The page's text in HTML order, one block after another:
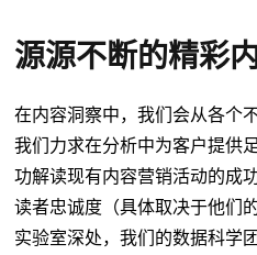
源源不断的精彩
在内容洞察中，我们会从各个
我们力求在分析中为客户提供
功解读现有内容营销活动的成
读者忠诚度（具体取决于他们
实验室深处，我们的数据科学